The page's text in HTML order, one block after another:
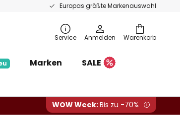
Europas größte Markenauswahl
Warenkorb
Service Anmelden
Marken
SALE
WOW Week:Bis zu -70%